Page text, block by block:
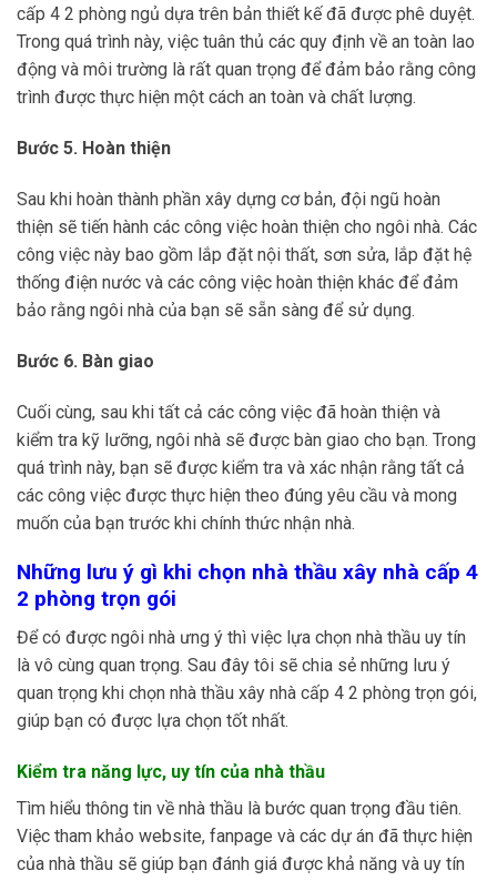
cấp 4 2 phòng ngủ dựa trên bản thiết kế đã được phê duyệt.
Trong quá trình này, việc tuân thủ các quy định về an toàn lao
động và môi trường là rất quan trọng để đảm bảo rằng công
trình được thực hiện một cách an toàn và chất lượng.
Bước 5. Hoàn thiện
Sau khi hoàn thành phần xây dựng cơ bản, đội ngũ hoàn
thiện sẽ tiến hành các công việc hoàn thiện cho ngôi nhà. Các
công việc này bao gồm lắp đặt nội thất, sơn sửa, lắp đặt hệ
thống điện nước và các công việc hoàn thiện khác để đảm
bảo rằng ngôi nhà của bạn sẽ sẵn sàng để sử dụng.
Bước 6. Bàn giao
Cuối cùng, sau khi tất cả các công việc đã hoàn thiện và
kiểm tra kỹ lưỡng, ngôi nhà sẽ được bàn giao cho bạn. Trong
quá trình này, bạn sẽ được kiểm tra và xác nhận rằng tất cả
các công việc được thực hiện theo đúng yêu cầu và mong
muốn của bạn trước khi chính thức nhận nhà.
Những lưu ý gì khi chọn nhà thầu xây nhà cấp 4
2 phòng trọn gói
Để có được ngôi nhà ưng ý thì việc lựa chọn nhà thầu uy tín
là vô cùng quan trọng. Sau đây tôi sẽ chia sẻ những lưu ý
quan trọng khi chọn nhà thầu xây nhà cấp 4 2 phòng trọn gói,
giúp bạn có được lựa chọn tốt nhất.
Kiểm tra năng lực, uy tín của nhà thầu
Tìm hiểu thông tin về nhà thầu là bước quan trọng đầu tiên.
Việc tham khảo website, fanpage và các dự án đã thực hiện
của nhà thầu sẽ giúp bạn đánh giá được khả năng và uy tín